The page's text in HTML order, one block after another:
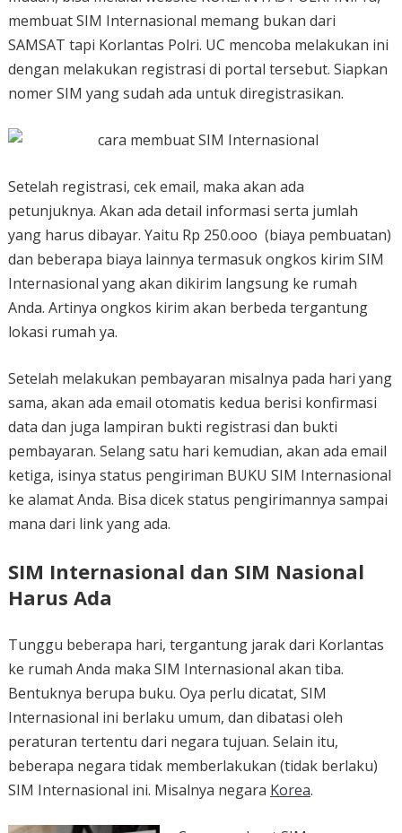
membuat SIM Internasional memang bukan dari
SAMSAT tapi Korlantas Polri. UC mencoba melakukan ini
dengan melakukan registrasi di portal tersebut. Siapkan
nomer SIM yang sudah ada untuk diregistrasikan.
Setelah registrasi, cek email, maka akan ada
petunjuknya. Akan ada detail informasi serta jumlah
yang harus dibayar. Yaitu Rp 250.ooo (biaya pembuatan)
dan beberapa biaya lainnya termasuk ongkos kirim SIM
Internasional yang akan dikirim langsung ke rumah
Anda. Artinya ongkos kirim akan berbeda tergantung
lokasi rumah ya.
Setelah melakukan pembayaran misalnya pada hari yang
sama, akan ada email otomatis kedua berisi konfirmasi
data dan juga lampiran bukti registrasi dan bukti
pembayaran. Selang satu hari kemudian, akan ada email
ketiga, isinya status pengiriman BUKU SIM Internasional
ke alamat Anda. Bisa dicek status pengirimannya sampai
mana dari link yang ada.
SIM Internasional dan SIM Nasional
Harus Ada
Tunggu beberapa hari, tergantung jarak dari Korlantas
ke rumah Anda maka SIM Internasional akan tiba.
Bentuknya berupa buku. Oya perlu dicatat, SIM
Internasional ini berlaku umum, dan dibatasi oleh
peraturan tertentu dari negara tujuan. Selain itu,
beberapa negara tidak memberlakukan (tidak berlaku)
SIM Internasional ini. Misalnya negara Korea.